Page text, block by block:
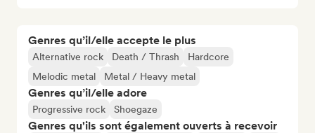
Genres qu’il/elle accepte le plus
Alternative rock Death / Thrash
Hardcore
Melodic metal
Metal / Heavy metal
Genres qu’il/elle adore
Progressive rock Shoegaze
Genres qu'ils sont également ouverts à recevoir